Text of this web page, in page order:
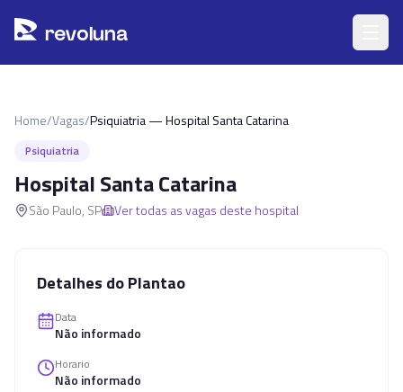
revoluna
Home/Vagas/Psiquiatria — Hospital Santa Catarina
Psiquiatria
Hospital Santa Catarina
São Paulo, SP Ver todas as vagas deste hospital
Detalhes do Plantao
Data
Não informado
Horario
Não informado